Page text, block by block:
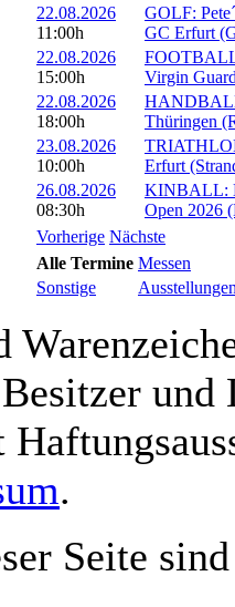
22.08.2026
11:00h
GOLF:
GC Erfurt
22.08.2026
15:00h
Virgin
22.08.2026
18:00h
Thüringen
23.08.2026
10:00h
Erfurt
26.08.2026
08:30h
KINBALL:
Open 2026
Vorherige Nächste
Alle Termine Messen
Sonstige
und
.
Seite